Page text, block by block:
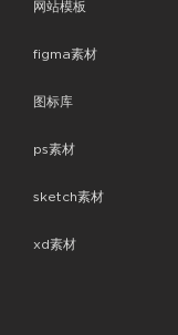
网站模板
figma素材
图标库
ps素材
sketch素材
xd素材